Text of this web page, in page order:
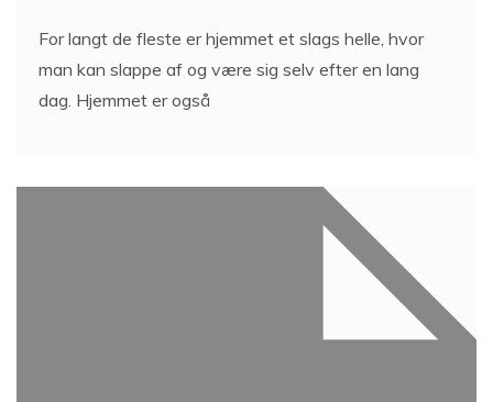
For langt de fleste er hjemmet et slags helle, hvor
man kan slappe af og være sig selv efter en lang
dag. Hjemmet er også